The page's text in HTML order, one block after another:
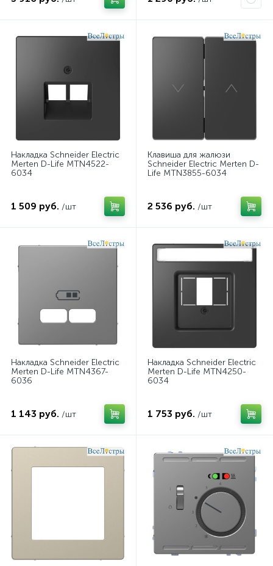
Накладка Schneider Electric
Merten D-Life MTN4522-
6034
1 509 руб. /шт
Клавиша для жалюзи
Schneider Electric Merten D-
Life MTN3855-6034
2 536 руб. /шт
Накладка Schneider Electric
Merten D-Life MTN4367-
6036
1 143 руб. /шт
Накладка Schneider Electric
Merten D-Life MTN4250-
6034
1 753 руб. /шт